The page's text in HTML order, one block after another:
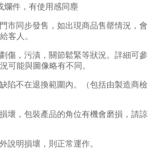
爛件，有使用感同塵
市同步發售，如出現商品售罄情況，會
客人。
傷，污漬，關節鬆緊等狀況。詳細可參
可能與圖像略有不同。
陷不在退換範圍內。（包括由製造商檢
壞，包裝產品的角位有機會磨損，請諒
說明損壞，則正常運作。